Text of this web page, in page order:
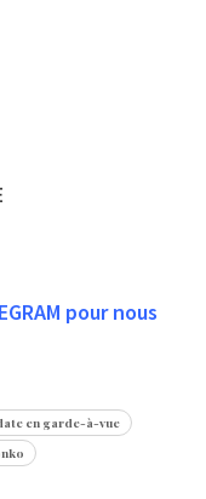
pour nous
en garde-à-vue